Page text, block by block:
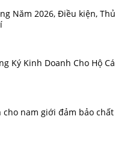
Năm 2026, Điều kiện, Thủ
Ký Kinh Doanh Cho Hộ Cá
cho nam giới đảm bảo chất